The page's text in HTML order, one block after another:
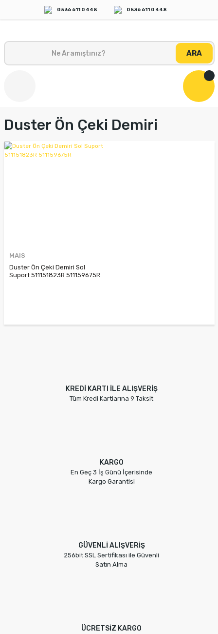
0 536 611 0 448 0 536 611 0 448
ARA
Duster Ön Çeki Demiri
MAIS
Duster Ön Çeki Demiri Sol
Suport 511151823R 511159675R
KREDİ KARTI İLE ALIŞVERİŞ
Tüm Kredi Kartlarına 9 Taksit
KARGO
En Geç 3 İş Günü İçerisinde
Kargo Garantisi
GÜVENLİ ALIŞVERİŞ
256bit SSL Sertifikası ile Güvenli
Satın Alma
ÜCRETSİZ KARGO